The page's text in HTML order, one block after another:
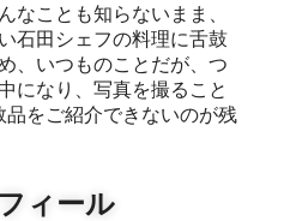
なことも知らないまま、
石田シェフの料理に舌鼓
、いつものことだが、つ
になり、写真を撮ること
品をご紹介できないのが残
ィール